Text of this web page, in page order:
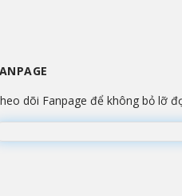
dõi Fanpage để không bỏ lỡ
Đang lắp ráp